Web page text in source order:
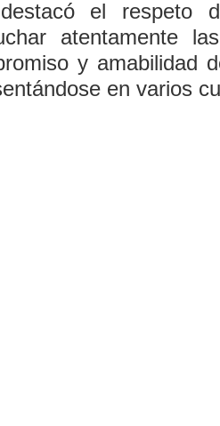
el respeto
atentamente
y amabilidad
en varios